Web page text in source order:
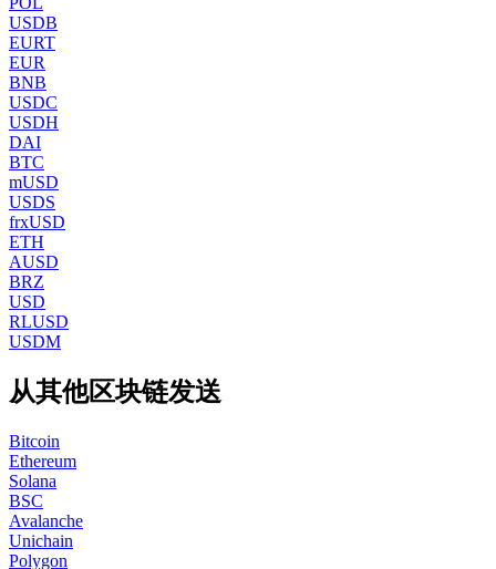
USDB
EURT
EUR
BNB
USDC
USDH
DAI
BTC
mUSD
USDS
frxUSD
ETH
AUSD
BRZ
USD
RLUSD
USDM
从其他区块链发送
Bitcoin
Ethereum
Solana
BSC
Avalanche
Unichain
Polygon